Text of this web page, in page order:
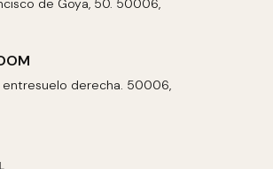
de Goya, 50. 50006,
entresuelo derecha. 50006,